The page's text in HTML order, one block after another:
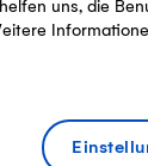
uns, die